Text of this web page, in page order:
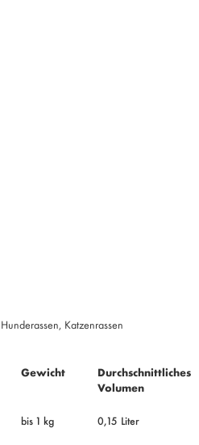
Katzenrassen
Gewicht
Durchschnittliches
Volumen
bis 1 kg 0,15 Liter